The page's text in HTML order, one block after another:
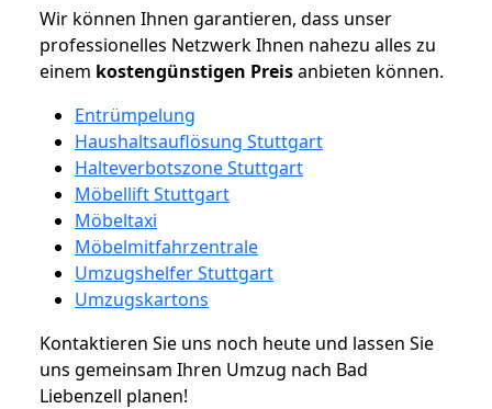
Wir können Ihnen garantieren, dass unser
professionelles Netzwerk Ihnen nahezu alles zu
einem kostengünstigen Preisanbieten können.
Entrümpelung
Haushaltsauflösung Stuttgart
Halteverbotszone Stuttgart
Möbellift Stuttgart
Möbeltaxi
Möbelmitfahrzentrale
Umzugshelfer Stuttgart
Umzugskartons
Kontaktieren Sie uns noch heute und lassen Sie
uns gemeinsam Ihren Umzug nach Bad
Liebenzell planen!